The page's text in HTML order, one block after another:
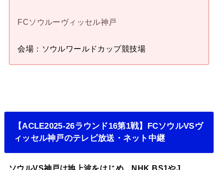
FCソウルーヴィッセル神戸
会場：ソウルワールドカップ競技場
【ACLE2025-26ラウンド16第1戦】FCソウルVSヴ
ィッセル神戸のテレビ放送・ネット中継
ソウルVS神戸は地上波をはじめ、NHK BS1やJ